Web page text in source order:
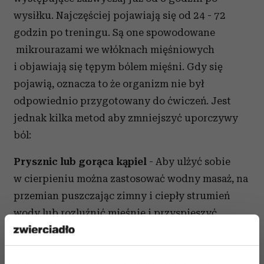
wysiłku. Najczęściej pojawiają się od 24 - 72
godzin po treningu. Są one spowodowane
mikrourazami we włóknach mięśniowych
i objawiają się tępym bólem mięśni. Gdy się
pojawią, oznacza to że organizm nie był
odpowiednio przygotowany do ćwiczeń. Jest
jednak kilka metod aby zmniejszyć uporczywy
ból:
Prysznic lub gorąca kąpiel - Aby ulżyć sobie
w cierpieniu można zastosować wodny masaż, na
przemian puszczając zimny i ciepły strumień
wody lub rozluźnić mięśnie i przyspieszyć
krążenie krwi gorącą kąpielą, która przynosi
regenerację. Dodając do wody parę kropel olejku